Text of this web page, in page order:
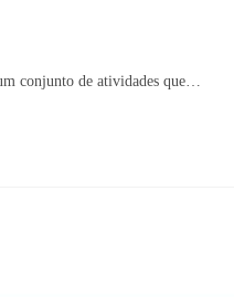
conjunto de atividades que…